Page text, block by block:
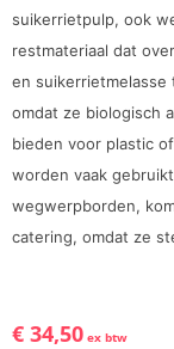
suikerrietpulp, ook
restmateriaal dat
en suikerrietmelasse
omdat ze biologisch
bieden voor plastic
worden vaak
wegwerpborden,
catering, omdat ze
€ 34,50 ex btw